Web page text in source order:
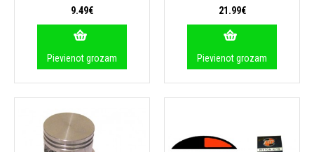
9.49€
Pievienot grozam
21.99€
Pievienot grozam